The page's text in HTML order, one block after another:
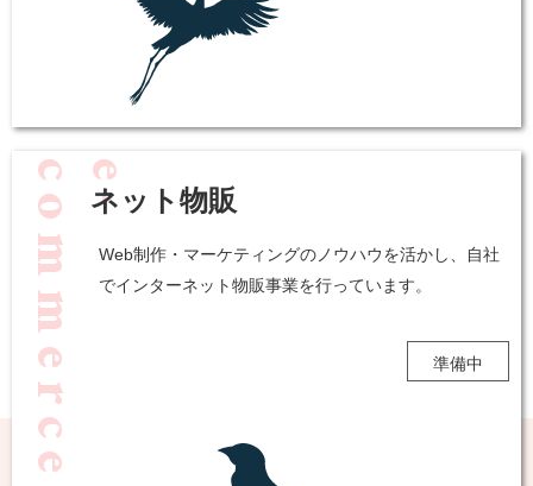
e
-
c
o
m
m
e
r
c
eネット物販
Web制作・マーケティングのノウハウを活かし、自社
でインターネット物販事業を行っています。
準備中